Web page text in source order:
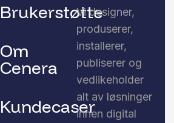
Brukerstøtte
Om
Cenera
Kundecaser
Vi designer,
produserer,
installerer,
publiserer og
vedlikeholder
alt av løsninger
innen digital